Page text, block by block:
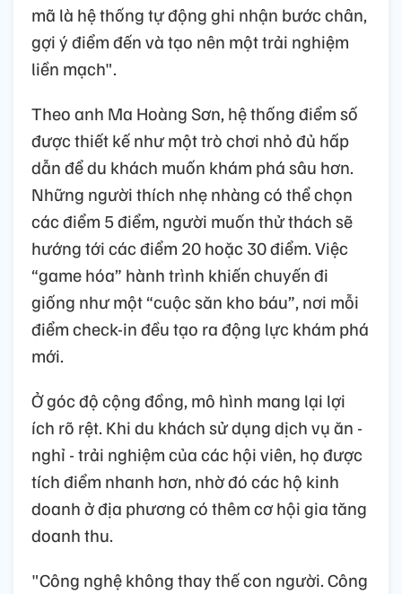
mã là hệ thống tự động ghi nhận bước chân,
gợi ý điểm đến và tạo nên một trải nghiệm
liền mạch".
Theo anh Ma Hoàng Sơn, hệ thống điểm số
được thiết kế như một trò chơi nhỏ đủ hấp
dẫn để du khách muốn khám phá sâu hơn.
Những người thích nhẹ nhàng có thể chọn
các điểm 5 điểm, người muốn thử thách sẽ
hướng tới các điểm 20 hoặc 30 điểm. Việc
“game hóa” hành trình khiến chuyến đi
giống như một “cuộc săn kho báu”, nơi mỗi
điểm check-in đều tạo ra động lực khám phá
mới.
Ở góc độ cộng đồng, mô hình mang lại lợi
ích rõ rệt. Khi du khách sử dụng dịch vụ ăn -
nghỉ - trải nghiệm của các hội viên, họ được
tích điểm nhanh hơn, nhờ đó các hộ kinh
doanh ở địa phương có thêm cơ hội gia tăng
doanh thu.
"Công nghệ không thay thế con người. Công